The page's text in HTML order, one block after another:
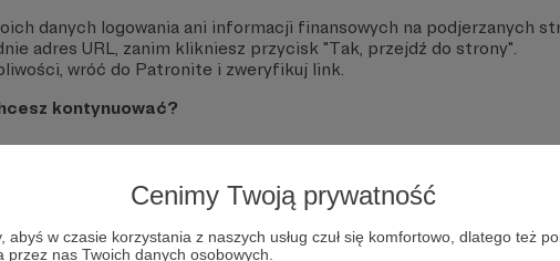
Cenimy Twoją prywatność
abyś w czasie korzystania z naszych usług czuł się komfortowo, dlatego też
nas Twoich danych osobowych.
danych logowania ani informacji finansowych na podjerzanych
adres URL, zanim klikniesz przycisk "Tak, przejdź do strony".
wróć do Patronite i zweryfikuj link.
kontynuować?